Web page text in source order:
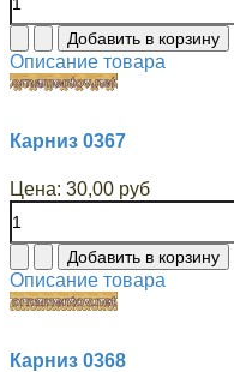
Описание товара
Карниз 0367
Цена: 30,00 руб
Описание товара
Карниз 0368